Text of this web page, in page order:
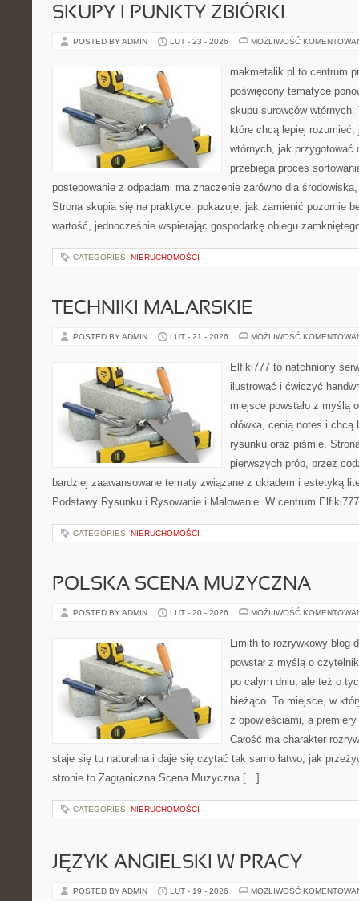
SKUPY I PUNKTY ZBIÓRKI
POSTED BY ADMIN LUT - 23 - 2026 MOŻLIWOŚĆ
makmetalik.pl to centrum
poświęcony tematyce
skupu surowców
które chcą lepiej rozumieć,
wtórnych, jak przygotować
przebiega proces
postępowanie z odpadami ma znaczenie zarówno dla
Strona skupia się na praktyce: pokazuje, jak zamienić pozornie
wartość, jednocześnie wspierając gospodarkę obiegu
CATEGORIES: NIERUCHOMOŚCI
TECHNIKI MALARSKIE
POSTED BY ADMIN LUT - 21 - 2026 MOŻLIWOŚĆ
Elfiki777 to natchniony
ilustrować i ćwiczyć
miejsce powstało z myślą
ołówka, cenią notes i chcą
rysunku oraz piśmie.
pierwszych prób, przez
bardziej zaawansowane tematy związane z układem i estetyką
Podstawy Rysunku i Rysowanie i Malowanie. W centrum
CATEGORIES: NIERUCHOMOŚCI
POLSKA SCENA MUZYCZNA
POSTED BY ADMIN LUT - 20 - 2026 MOŻLIWOŚĆ
Limith to rozrywkowy blog
powstał z myślą o
po całym dniu, ale też o
bieżąco. To miejsce, w
z opowieściami, a
Całość ma charakter
staje się tu naturalna i daje się czytać tak samo łatwo, jak
stronie to Zagraniczna Scena Muzyczna […]
CATEGORIES: NIERUCHOMOŚCI
JĘZYK ANGIELSKI W PRACY
POSTED BY ADMIN LUT - 19 - 2026 MOŻLIWOŚĆ